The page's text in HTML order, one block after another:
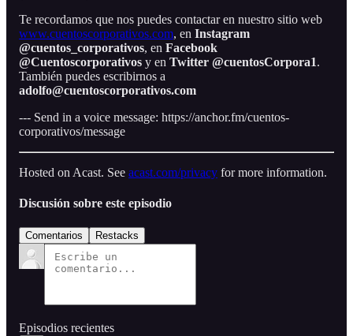
Te recordamos que nos puedes contactar en nuestro sitio web
www.cuentoscorporativos.com, en Instagram
@cuentos_corporativos, en Facebook
@Cuentoscorporativos y en Twitter @cuentosCorpora1.
También puedes escribirnos a
adolfo@cuentoscorporativos.com
--- Send in a voice message: https://anchor.fm/cuentos-
corporativos/message
Hosted on Acast. See acast.com/privacy for more information.
Discusión sobre este episodio
Comentarios Restacks
Episodios recientes